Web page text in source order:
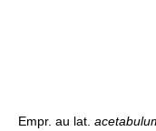
Empr. au lat.